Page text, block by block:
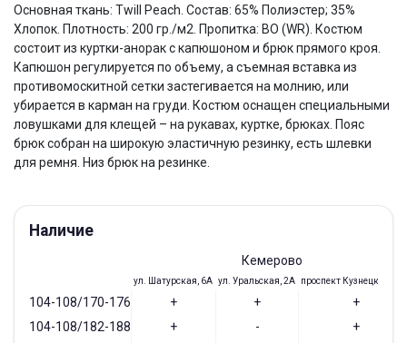
Основная ткань: Twill Peach. Состав: 65% Полиэстер; 35%
Хлопок. Плотность: 200 гр./м2. Пропитка: BO (WR). Костюм
состоит из куртки-анорак с капюшоном и брюк прямого кроя.
Капюшон регулируется по объему, а съемная вставка из
противомоскитной сетки застегивается на молнию, или
убирается в карман на груди. Костюм оснащен специальными
ловушками для клещей – на рукавах, куртке, брюках. Пояс
брюк собран на широкую эластичную резинку, есть шлевки
для ремня. Низ брюк на резинке.
Наличие
Кемерово
ул. Шатурская, 6А ул. Уральская, 2А проспект Кузнецкий,
104-108/170-176 + +
+
104-108/182-188
+ -
+